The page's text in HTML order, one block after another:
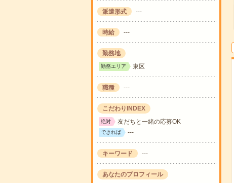
派遣形式 ---
時給 ---
勤務地
勤務エリア 東区
職種 ---
こだわりINDEX
絶対 友だちと一緒の応募OK
できれば ---
キーワード ---
あなたのプロフィール